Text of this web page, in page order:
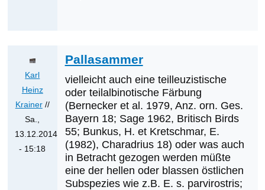
Karl
Heinz
Krainer//
Sa.,
13.12.2014
- 15:18
Pallasammer
vielleicht auch eine teilleuzistische
oder teilalbinotische Färbung
(Bernecker et al. 1979, Anz. orn. Ges.
Bayern 18; Sage 1962, Britisch Birds
55; Bunkus, H. et Kretschmar, E.
(1982), Charadrius 18) oder was auch
in Betracht gezogen werden müßte
eine der hellen oder blassen östlichen
Subspezies wie z.B. E. s. parvirostris;